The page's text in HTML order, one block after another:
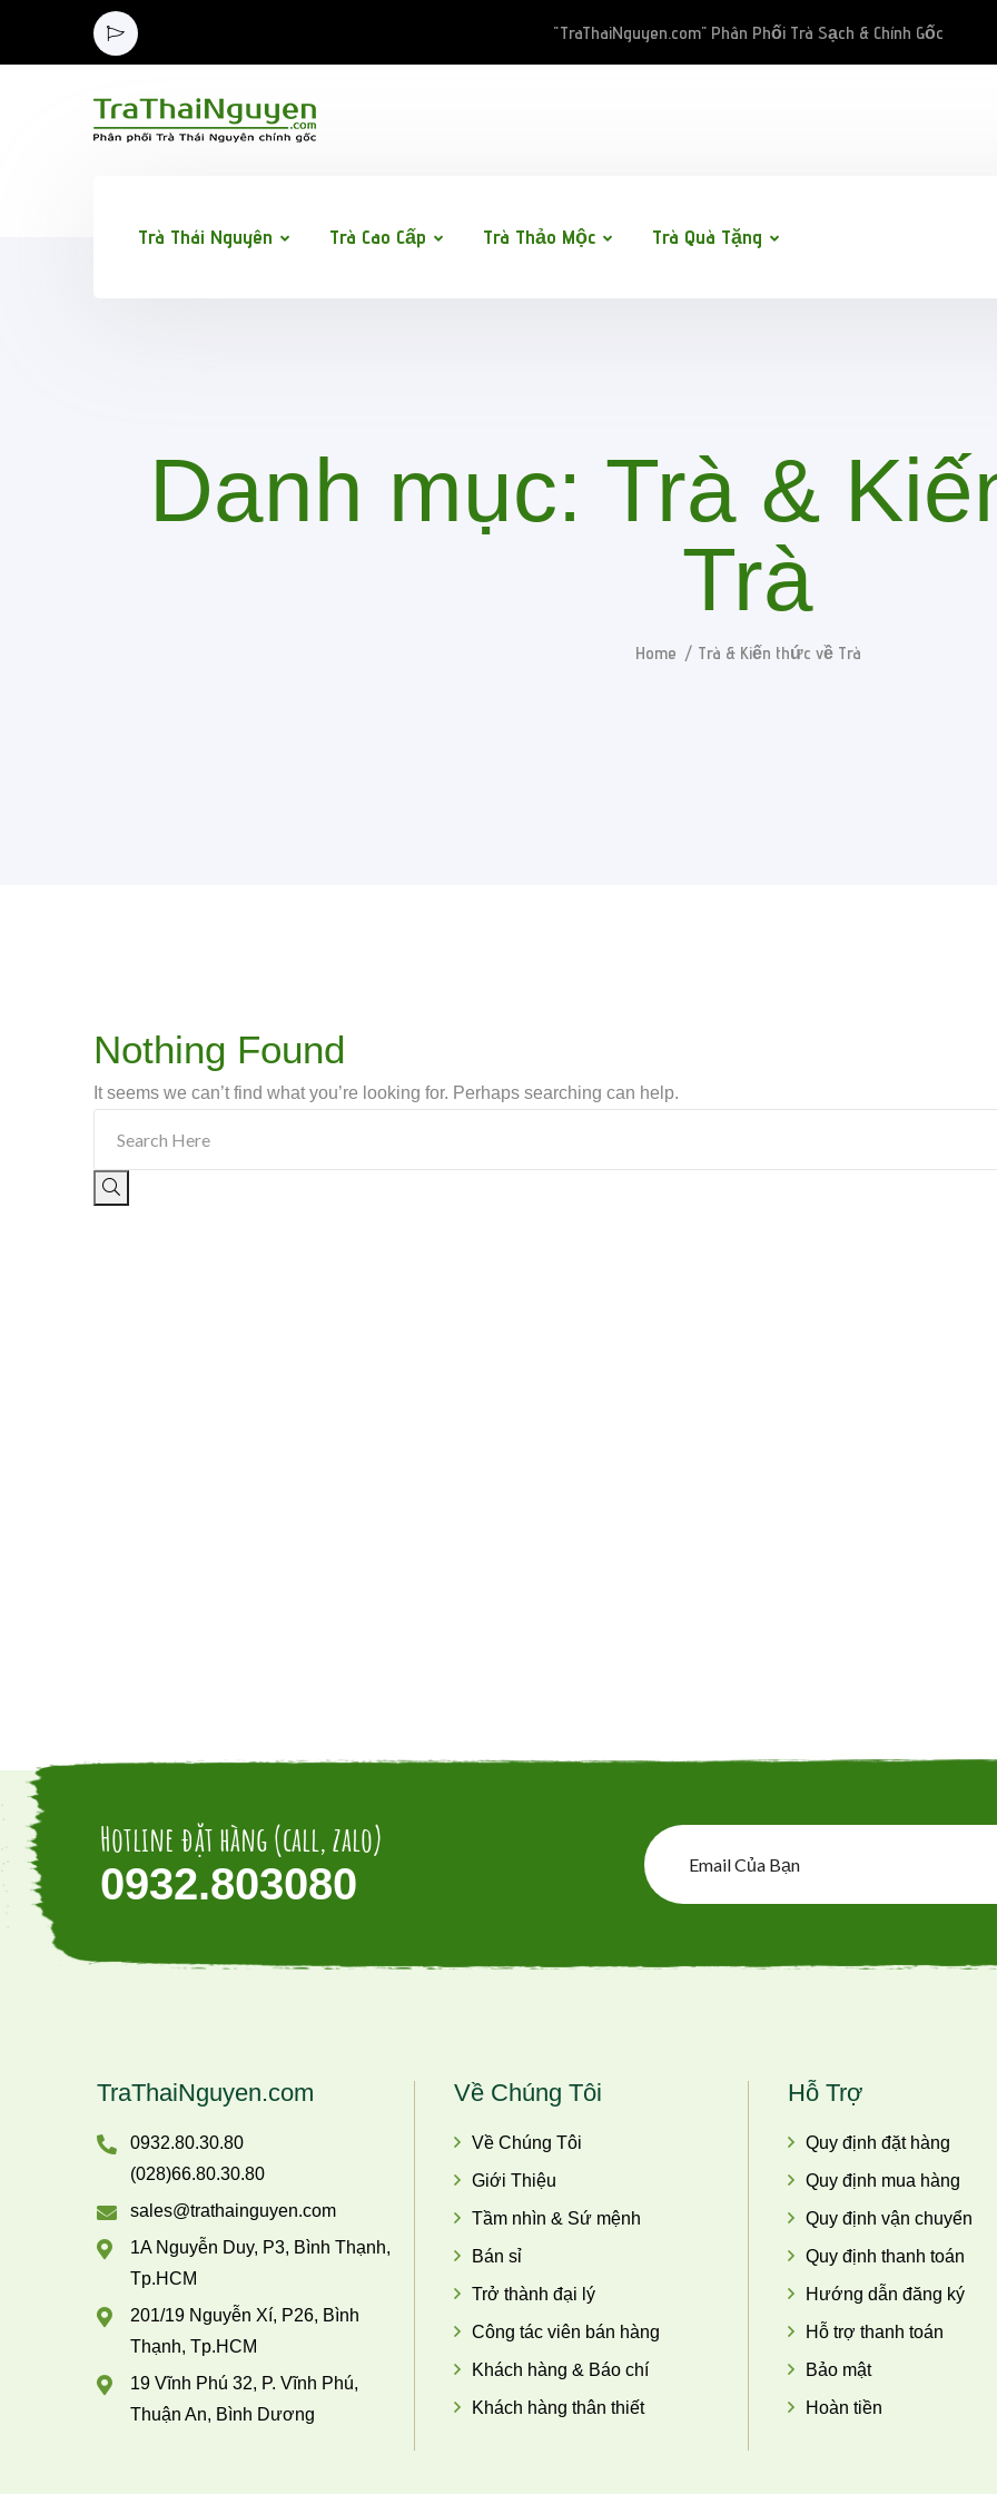
"TraThaiNguyen.com" Phân Phối Trà Sạch & Chính Gốc
Trà Thái Nguyên Trà Cao Cấp Trà Thảo Mộc Trà Quà Tặng
Danh mục: Trà &
Trà
Home Trà & Kiến thức về Trà
Nothing Found
It seems we can’t find what you’re looking for. Perhaps searching can help.
Hotline đặt hàng (call, zalo)
0932.803080
TraThaiNguyen.com
0932.80.30.80
(028)66.80.30.80
sales@trathainguyen.com
1A Nguyễn Duy, P3, Bình Thạnh,
Tp.HCM
201/19 Nguyễn Xí, P26, Bình
Thạnh, Tp.HCM
19 Vĩnh Phú 32, P. Vĩnh Phú,
Thuận An, Bình Dương
Về Chúng Tôi
Về Chúng Tôi
Giới Thiệu
Tầm nhìn & Sứ mệnh
Bán sỉ
Trở thành đại lý
Công tác viên bán hàng
Khách hàng & Báo chí
Khách hàng thân thiết
Hỗ Trợ
Quy định đặt hàng
Quy định mua hàng
Quy định vận chuyển
Quy định thanh toán
Hướng dẫn đăng ký
Hỗ trợ thanh toán
Bảo mật
Hoàn tiền